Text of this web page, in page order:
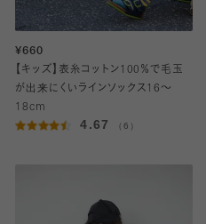
¥660
【キッズ】表糸コットン100％で毛玉
が出来にくいラインソックス16～
18cm
4.67 （6）